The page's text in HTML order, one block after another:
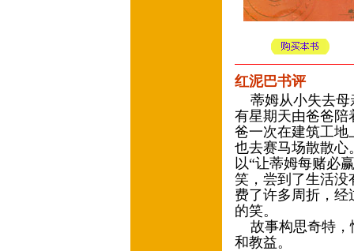
红泥巴书评
蒂姆从小失去母
有星期天由爸爸陪
爸一次在建筑工地
也去赛马场散散心
以“让蒂姆每赌必
笑，尝到了生活没
费了许多周折，
的笑。
故事构思奇特，
和教益。